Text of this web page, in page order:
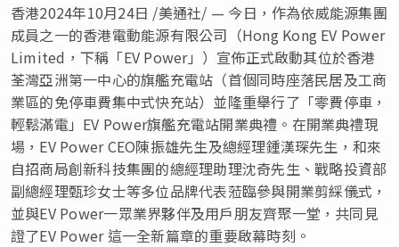
香港2024年10月24日 /美通社/ — 今日，作為依威能源集團
成員之一的香港電動能源有限公司（Hong Kong EV Power
Limited，下稱「EV Power」）宣佈正式啟動其位於香港
荃灣亞洲第一中心的旗艦充電站 （首個同時座落民居及工商
業區的免停車費集中式快充站） 並隆重舉行了「零費停車，
輕鬆滿電」EV Power旗艦充電站開業典禮。在開業典禮現
場，EV Power CEO陳振雄先生及總經理鍾漢琛先生，和來
自招商局創新科技集團的總經理助理沈奇先生、戰略投資部
副總經理甄珍女士等多位品牌代表蒞臨參與開業剪綵儀式，
並與EV Power一眾業界夥伴及用戶朋友齊聚一堂，共同見
證了EV Power 這一全新篇章的重要啟幕時刻。